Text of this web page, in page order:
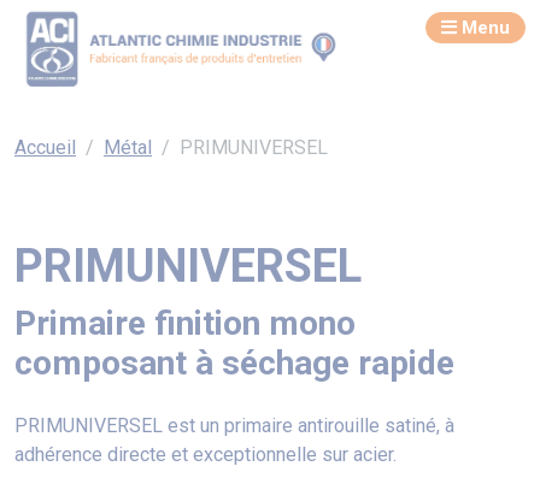
Menu
Accueil Métal PRIMUNIVERSEL
PRIMUNIVERSEL
Primaire finition mono
composant à séchage rapide
PRIMUNIVERSEL est un primaire antirouille satiné, à
adhérence directe et exceptionnelle sur acier.